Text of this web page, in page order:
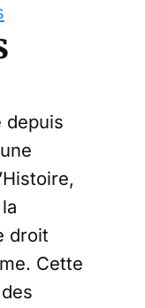
depuis
droit
Cette